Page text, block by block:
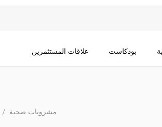
بودكاست علاقات المستثمرين
مشروبات صحية